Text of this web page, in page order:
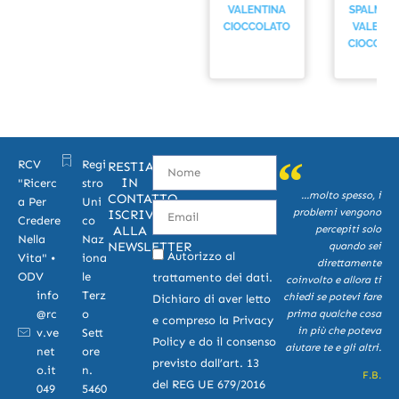
VALENTINA
CIOCCOLATO
RCV
"Ricerc
a Per
Credere
Nella
Vita" •
ODV
info
@rc
v.ve
net
o.it
049
Regi
stro
Uni
co
Naz
iona
le
Terz
o
Sett
ore
n.
5460
RESTIAMO
IN
CONTATTO,
ISCRIVITI
ALLA
NEWSLETTER
Nome
Email
privacy
Autorizzo al
trattamento dei dati.
Dichiaro di aver letto
e compreso la Privacy
Policye do il consenso
previsto dall’art. 13
del REG UE 679/2016
...molto spesso, i
problemi vengono
percepiti solo
quando sei
direttamente
coinvolto e allora ti
chiedi se potevi fare
prima qualche cosa
in più che poteva
aiutare te e gli altri.
F.B.